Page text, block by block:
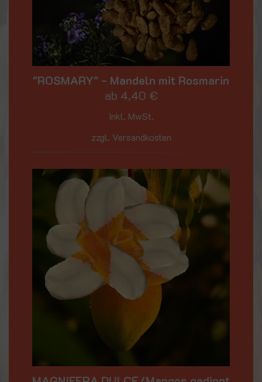
"ROSMARY" - Mandeln mit Rosmarin
ab 4,40 €
inkl. MwSt.
zzgl. Versandkosten